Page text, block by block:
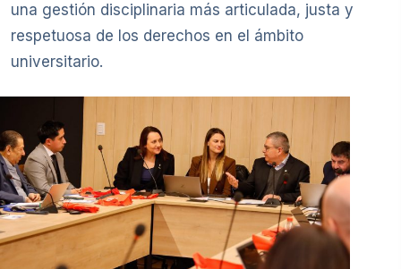
una gestión disciplinaria más articulada, justa y
respetuosa de los derechos en el ámbito
universitario.